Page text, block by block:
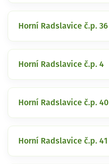
Horní Radslavice č.p. 36
Horní Radslavice č.p. 4
Horní Radslavice č.p. 40
Horní Radslavice č.p. 41